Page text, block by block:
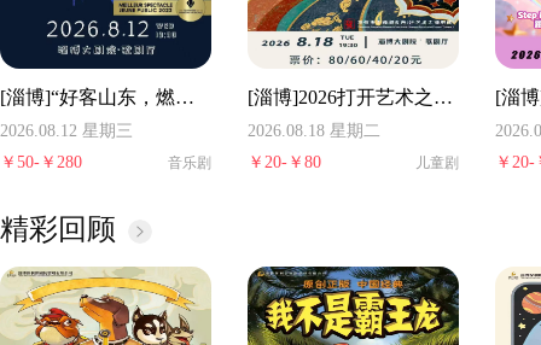
[淄博]“好客山东，燃情淄博”2026城市艺术节演出季▪音乐剧《福尔摩斯的音乐探险》
2026.08.12 星期三
￥ 50- ￥ 280 音乐剧
[淄博]2026打开艺术之门——国家艺术基金木偶剧《勇敢的马可波罗》
2026.08.18 星期二
￥ 20- ￥ 80 儿童剧
￥ 20-
精彩回顾